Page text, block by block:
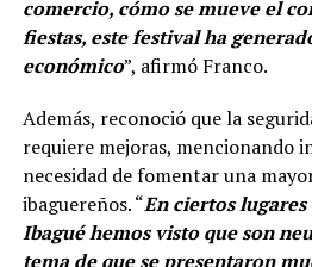
comercio, cómo se mueve el
fiestas, este festival ha
económico”, afirmó Franco.
Además, reconoció que la
requiere mejoras, mencionando
necesidad de fomentar una
ibaguereños. “En ciertos
Ibagué hemos visto que son
tema de que se presentaron